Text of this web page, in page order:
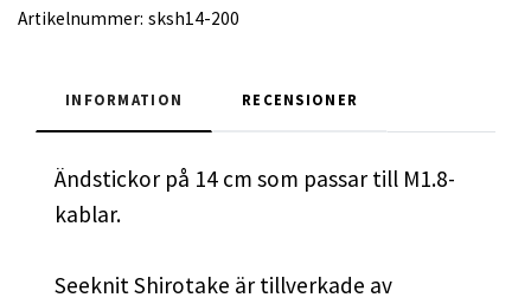
Artikelnummer: sksh14-200
INFORMATION RECENSIONER
Ändstickor på 14 cm som passar till M1.8-
kablar.
Seeknit Shirotake är tillverkade av